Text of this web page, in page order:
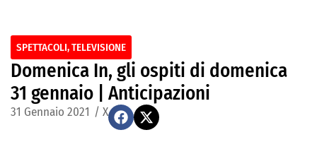
SPETTACOLI,TELEVISIONE
Domenica In, gli ospiti di domenica
31 gennaio | Anticipazioni
31 Gennaio 2021 / X